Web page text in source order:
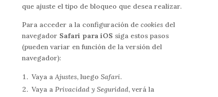
que ajuste el tipo de bloqueo que desea realizar.
Para acceder a la configuración de cookiesdel
navegador Safari para iOS siga estos pasos
(pueden variar en función de la versión del
navegador):
Vaya a Ajustes, luego Safari.
Vaya a Privacidad y Seguridad, verá la